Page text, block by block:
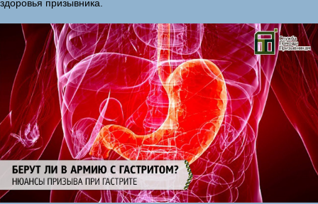
здоровья призывника.